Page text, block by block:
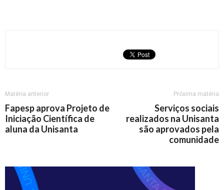
Matéria anterior
Fapesp aprova Projeto de
Iniciação Científica de
aluna da Unisanta
Próxima matéria
Serviços sociais
realizados na Unisanta
são aprovados pela
comunidade